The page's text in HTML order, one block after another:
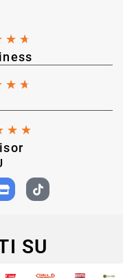
★ ★
★ ★
★ ★
SU